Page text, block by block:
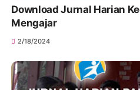
Download Jurnal Harian
Mengajar
2/18/2024